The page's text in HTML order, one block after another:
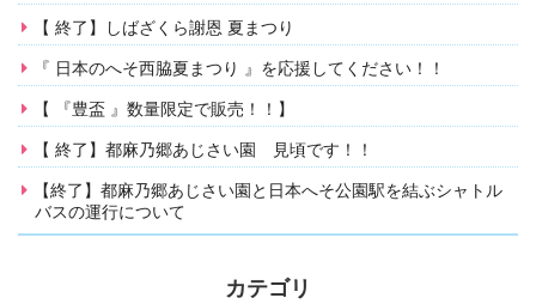
【 終了】しばざくら謝恩 夏まつり
『 日本のへそ西脇夏まつり 』を応援してください！！
【 『豊盃 』数量限定で販売！！】
【 終了】都麻乃郷あじさい園 見頃です！！
【終了】都麻乃郷あじさい園と日本へそ公園駅を結ぶシャトル
バスの運行について
カテゴリ